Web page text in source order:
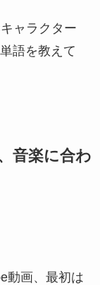
ャラクター
語を教えて
音楽に合わ
動画、最初は